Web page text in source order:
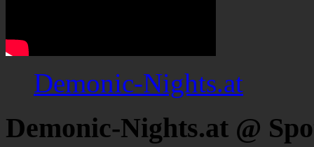
Demonic-Nights.at
Demonic-Nights.at @